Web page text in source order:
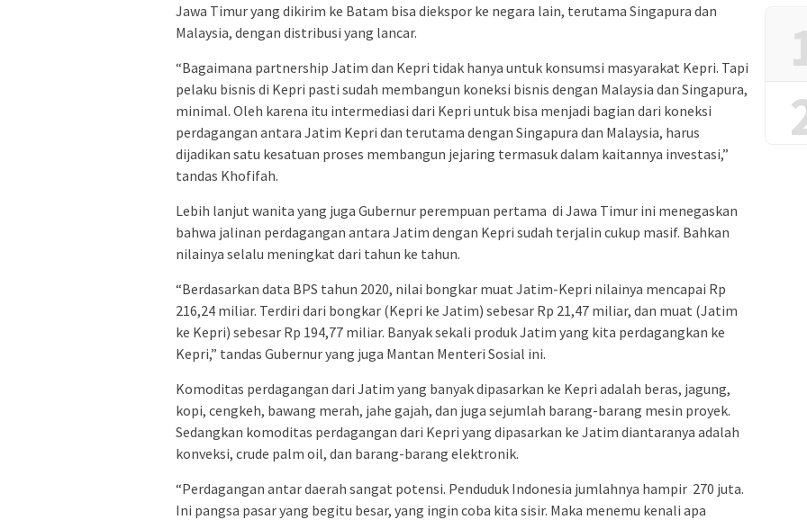
Jawa Timur yang dikirim ke Batam bisa diekspor ke negara lain, terutama Singapura dan
Malaysia, dengan distribusi yang lancar.
“Bagaimana partnership Jatim dan Kepri tidak hanya untuk konsumsi masyarakat Kepri. Tapi
pelaku bisnis di Kepri pasti sudah membangun koneksi bisnis dengan Malaysia dan Singapura,
minimal. Oleh karena itu intermediasi dari Kepri untuk bisa menjadi bagian dari koneksi
perdagangan antara Jatim Kepri dan terutama dengan Singapura dan Malaysia, harus
dijadikan satu kesatuan proses membangun jejaring termasuk dalam kaitannya investasi,”
tandas Khofifah.
Lebih lanjut wanita yang juga Gubernur perempuan pertama di Jawa Timur ini menegaskan
bahwa jalinan perdagangan antara Jatim dengan Kepri sudah terjalin cukup masif. Bahkan
nilainya selalu meningkat dari tahun ke tahun.
“Berdasarkan data BPS tahun 2020, nilai bongkar muat Jatim-Kepri nilainya mencapai Rp
216,24 miliar. Terdiri dari bongkar (Kepri ke Jatim) sebesar Rp 21,47 miliar, dan muat (Jatim
ke Kepri) sebesar Rp 194,77 miliar. Banyak sekali produk Jatim yang kita perdagangkan ke
Kepri,” tandas Gubernur yang juga Mantan Menteri Sosial ini.
Komoditas perdagangan dari Jatim yang banyak dipasarkan ke Kepri adalah beras, jagung,
kopi, cengkeh, bawang merah, jahe gajah, dan juga sejumlah barang-barang mesin proyek.
Sedangkan komoditas perdagangan dari Kepri yang dipasarkan ke Jatim diantaranya adalah
konveksi, crude palm oil, dan barang-barang elektronik.
“Perdagangan antar daerah sangat potensi. Penduduk Indonesia jumlahnya hampir 270 juta.
Ini pangsa pasar yang begitu besar, yang ingin coba kita sisir. Maka menemu kenali apa